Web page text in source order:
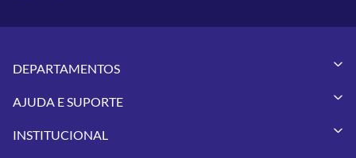
DEPARTAMENTOS
Vestuários
Pneus
AJUDA E SUPORTE
Meus Pedidos
INSTITUCIONAL